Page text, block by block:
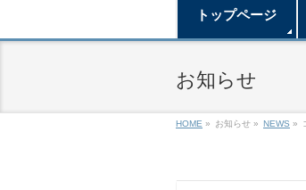
トップページ
お知らせ
HOME » お知らせ » NEWS »